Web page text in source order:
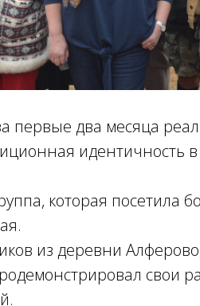
первые два месяца
идентичность
которая посетила
из деревни
свои